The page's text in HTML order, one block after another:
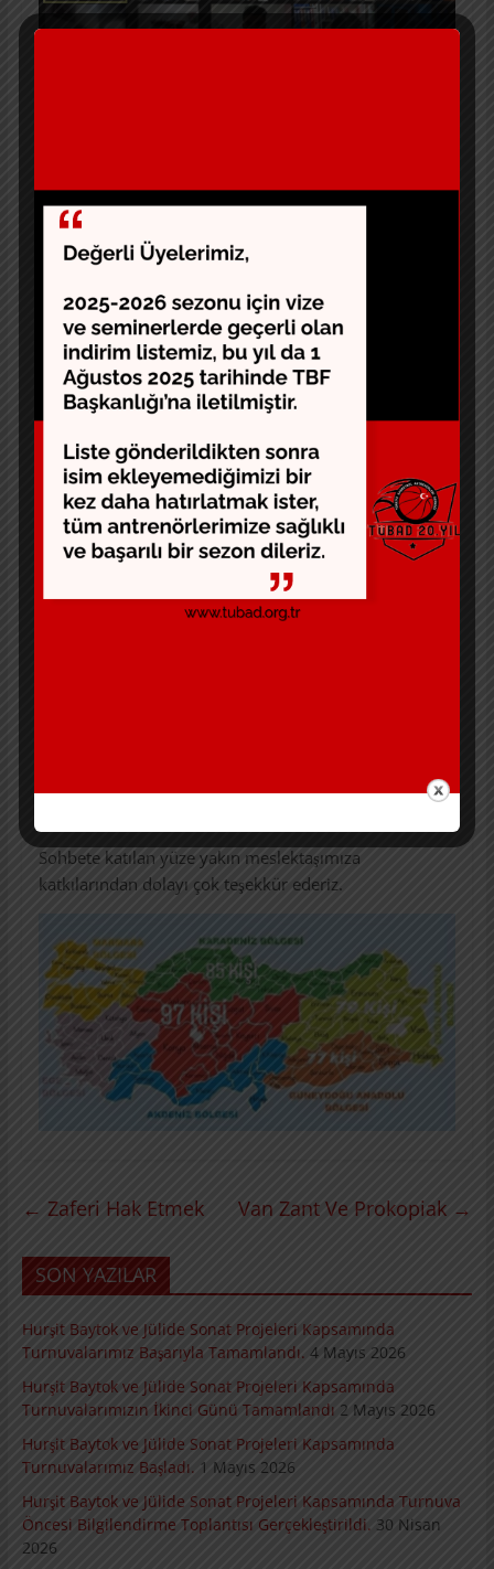
beraberce TBF’ye iletme aşamasında biz de dernek
olarak olumlu görüşlerimizi bildiririz.” şeklinde
yineledi.
Pandemi öncesi ve sırasında TÜBAD’ın ihtiyacı olan
üyelerine sağlık odaklı sosyal yardım yaptığı ve
yapmaya devam edeceği bilgisi verilirken, 2019 Nisan
ayından günümüze yapılan bilgilendirmelerde
sözleşmeli ve SGK’lı antrenör haklarından tekrar söz
edildi. Spor kulübü derneklerinin, iktisadi
işletmelerinin ve sektörde faaliyet gösteren şahıs
firması vb. ticari yapıların çalıştırdıkları antrenörleri
sigortalamaları gerektiği konusu anlatıldı ve SGK’lı
olmayan çalışanların devletin verdiği yardım ve
haklardan faydalanamadığı hatırlatıldı.
Diğer bir konu da kulübün, yöneticilerin ve
antrenörlerin haberi olmadan bir altyapı oyuncusuna
Sohbete katılan yüze yakın meslektaşımıza
katkılarından dolayı çok teşekkür ederiz.
← Zaferi Hak Etmek Van Zant Ve Prokopiak →
SON YAZILAR
Hurşit Baytok ve Jülide Sonat Projeleri Kapsamında
Turnuvalarımız Başarıyla Tamamlandı. 4 Mayıs 2026
Hurşit Baytok ve Jülide Sonat Projeleri Kapsamında
Turnuvalarımızın İkinci Günü Tamamlandı 2 Mayıs 2026
Hurşit Baytok ve Jülide Sonat Projeleri Kapsamında
Turnuvalarımız Başladı. 1 Mayıs 2026
Hurşit Baytok ve Jülide Sonat Projeleri Kapsamında Turnuva
Öncesi Bilgilendirme Toplantısı Gerçekleştirildi. 30 Nisan
2026